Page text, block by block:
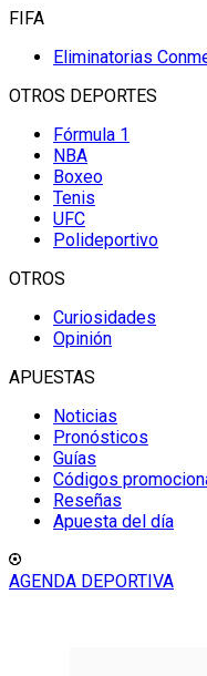
FIFA
Eliminatorias
OTROS DEPORTES
Fórmula 1
NBA
Boxeo
Tenis
UFC
Polideportivo
OTROS
Curiosidades
Opinión
APUESTAS
Noticias
Pronósticos
Guías
Códigos
Reseñas
Apuesta del día
AGENDA DEPORTIVA